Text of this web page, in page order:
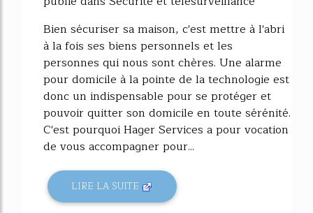
Bien sécuriser sa maison, c'est mettre à l'abri
à la fois ses biens personnels et les
personnes qui nous sont chères. Une alarme
pour domicile à la pointe de la technologie est
donc un indispensable pour se protéger et
pouvoir quitter son domicile en toute sérénité.
C'est pourquoi Hager Services a pour vocation
de vous accompagner pour...
LIRE LA SUITE